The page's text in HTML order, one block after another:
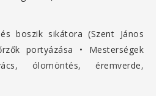
boszik sikátora (Szent János
portyázása • Mesterségek
ólomöntés, éremverde,